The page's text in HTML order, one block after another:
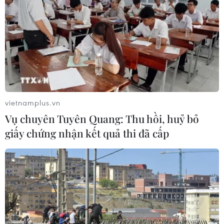
Từ ngày 16-22/12, liên quân Mỹ thực hiện các đợt không
kích IS tại Syria và phối hợp tấn công, phá hủy các cơ
sở hậu cần cùng nhiều cơ sở khác của IS, tiêu diệt hàng
trăm tay súng.
vietnamplus.vn
Vụ chuyên Tuyên Quang: Thu hồi, huỷ bỏ
giấy chứng nhận kết quả thi đã cấp